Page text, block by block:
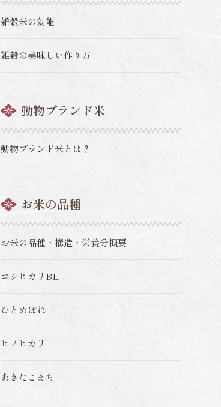
雑穀米の効能
雑穀の美味しい作り方
動物ブランド米
動物ブランド米とは？
お米の品種
お米の品種・構造・栄養分概要
コシヒカリBL
ひとめぼれ
ヒノヒカリ
あきたこまち